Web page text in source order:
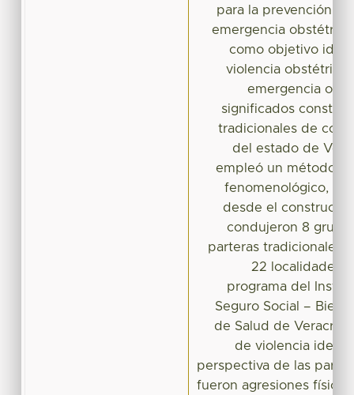
para la prevención
emergencia
como objetivo
violencia obstétrica
emergencia
significados
tradicionales de
del estado de
empleó un método
fenomenológico,
desde el
condujeron 8
parteras tradicionales
22 localidades,
programa del
Seguro Social –
de Salud de
de violencia
perspectiva de las
fueron agresiones física-